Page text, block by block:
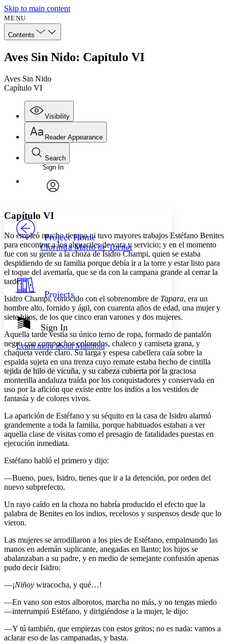
Skip to main content
MENU
Contents
Aves Sin Nido: Capítulo VI
Aves Sin Nido
Capítulo VI
Visibility
Annotations
Others
Your highlights
Show all
Show all Hide all
Reader Appearance
Font
Font style
Decrease font size Increase font size
Decrease font size Increase font size
Color Scheme
Dark
Annotation contrast
abc Low
abc High
Margins
Increase text margins Decrease text margins
Reset to Defaults
Search
Enter search criteria
Search within:
PROJECT
Sign In
Project Home
Clorinda Matto de Turner
Projects
Sign In
Learn more aboutManifold
Capítulo VI
No empleó mucho tiempo ni tuvo mayores trabajos Estéfano Benites
para encontrar a los alguaciles de vara y servicio; y en el momento
fue con su gente a la choza de Isidro Champi, quien se estaba
despidiendo de su familia porque debía ir a la torre y estar listo para
el toque del avemaría, que se da con la campana grande al cerrar la
tarde.
Isidro Champi, conocido con el sobrenombre de Tapara, era un
hombre alto, fornido y ágil, con cuarenta años de edad, una mujer y
siete hijos, de los que cinco eran varones y dos mujeres.
Aquella tarde vestía su único terno de ropa, formado de pantalón
negro concampachoscolorados, chaleco y camiseta grana, y
chaqueta verde claro. Su larga y espesa cabellera caía sobre la
espalda sujeta en una trenza cuyo remate estaba hecho de cintilla
tejida de hilo de vicuña, y su cabeza cubierta por la graciosa
monterilla andaluza traída por los conquistadores y conservada en
uso por la afición que existe entre los indios a los vestidos de
fantasía y de colores vivos.
La aparición de Estéfano y su séquito en la casa de Isidro alarmó
grandemente a toda la familia, porque habituados estaban a ver
aquella clase de visitas como el presagio de fatalidades puestas en
ejecución inmediata.
Estéfano habló el primero y dijo:
—Bueno, pues, Isidro, tienes que ir a la detención, por orden del
nuevo subprefecto.
Un rayo caído en la choza no habría producido el efecto que la
palabra de Benites en los indios, recelosos y suspensos desde que lo
vieron.
Las mujeres se arrodillaron a los pies de Estéfano, empalmando las
manos en ademán suplicante, anegadas en llanto; los hijos se
abalanzaban a su padre, y en medio de semejante confusión apenas
pudo decir Isidro:
—¡Niñoy wiracocha, y qué…!
—En vano son estos alborotos, marcha no más, y no tengas miedo
—interrumpió Estéfano, y dirigiéndose a la mujer, le dijo:
—Y tú también, que empiezas con estos gritos; no es nada: vamos a
aclarar eso de las campanadas, y basta.